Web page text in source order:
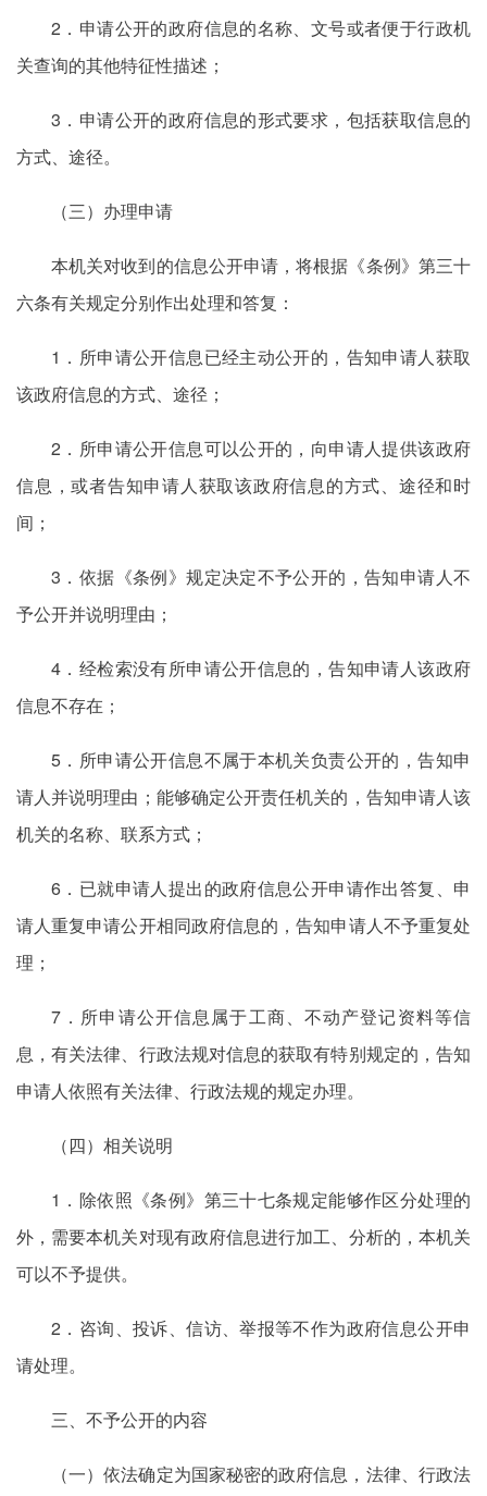
2．申请公开的政府信息的名称、文号或者便于行政机
关查询的其他特征性描述；
3．申请公开的政府信息的形式要求，包括获取信息的
方式、途径。
（三）办理申请
本机关对收到的信息公开申请，将根据《条例》第三十
六条有关规定分别作出处理和答复：
1．所申请公开信息已经主动公开的，告知申请人获取
该政府信息的方式、途径；
2．所申请公开信息可以公开的，向申请人提供该政府
信息，或者告知申请人获取该政府信息的方式、途径和时
间；
3．依据《条例》规定决定不予公开的，告知申请人不
予公开并说明理由；
4．经检索没有所申请公开信息的，告知申请人该政府
信息不存在；
5．所申请公开信息不属于本机关负责公开的，告知申
请人并说明理由；能够确定公开责任机关的，告知申请人该
机关的名称、联系方式；
6．已就申请人提出的政府信息公开申请作出答复、申
请人重复申请公开相同政府信息的，告知申请人不予重复处
理；
7．所申请公开信息属于工商、不动产登记资料等信
息，有关法律、行政法规对信息的获取有特别规定的，告知
申请人依照有关法律、行政法规的规定办理。
（四）相关说明
1．除依照《条例》第三十七条规定能够作区分处理的
外，需要本机关对现有政府信息进行加工、分析的，本机关
可以不予提供。
2．咨询、投诉、信访、举报等不作为政府信息公开申
请处理。
三、不予公开的内容
（一）依法确定为国家秘密的政府信息，法律、行政法